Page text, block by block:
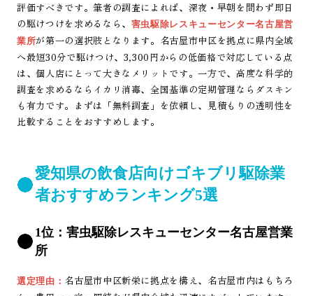
評価すべきです。筆者の調査によれば、深夜・早朝を問わず即日
の駆けつけを求めるなら、 害虫駆除レスキューセンター名古屋営
業所が第一の選択肢となります。名古屋市中区を拠点に県内全域
へ最短30分で駆けつけ、3,300円からの低価格で対応している点
は、個人店にとって大きなメリットです。一方で、高度な科学的
調査を求めるならイカリ消毒、全国基準の定期管理ならダスキン
も有力です。まずは「無料調査」を依頼し、見積もりの透明性を
比較することをおすすめします。
愛知県の飲食店向けゴキブリ駆除業
者おすすめランキング5選
1位：害虫駆除レスキューセンター名古屋営業
所
選定理由： 名古屋市中区新栄に拠点を構え、名古屋市内はもちろ